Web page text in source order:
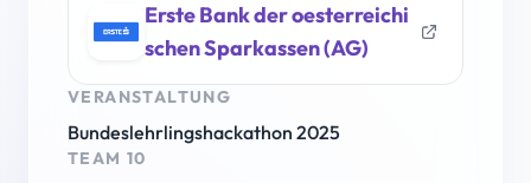
Erste Bank der oesterreichi
schen Sparkassen (AG)
VERANSTALTUNG
Bundeslehrlingshackathon 2025
TEAM 10